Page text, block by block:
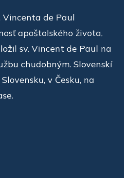
Vincenta de Paul
apoštolského života,
sv. Vincent de Paul na
chudobným. Slovenskí
v Česku, na